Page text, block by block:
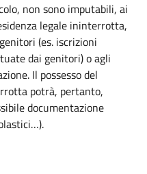
non sono imputabili, ai
legale ininterrotta,
(es. iscrizioni
dai genitori) o agli
Il possesso del
potrà, pertanto,
documentazione